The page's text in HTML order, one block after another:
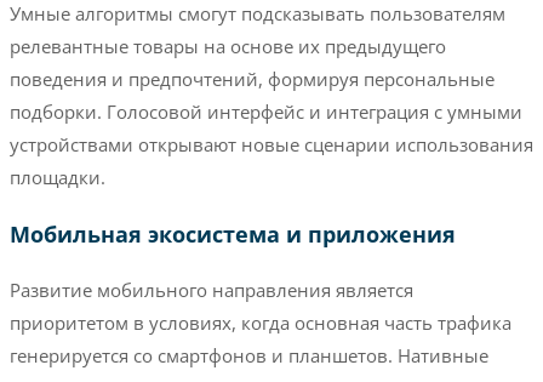
Умные алгоритмы смогут подсказывать пользователям
релевантные товары на основе их предыдущего
поведения и предпочтений, формируя персональные
подборки. Голосовой интерфейс и интеграция с умными
устройствами открывают новые сценарии использования
площадки.
Мобильная экосистема и приложения
Развитие мобильного направления является
приоритетом в условиях, когда основная часть трафика
генерируется со смартфонов и планшетов. Нативные